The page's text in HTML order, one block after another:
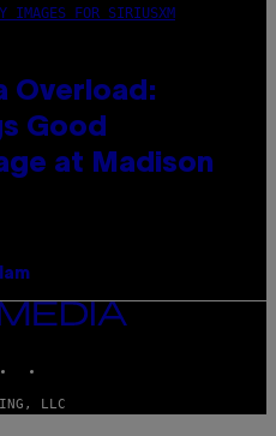
IMAGES FOR SIRIUSXM
Overload:
Good
at Madison
LLC